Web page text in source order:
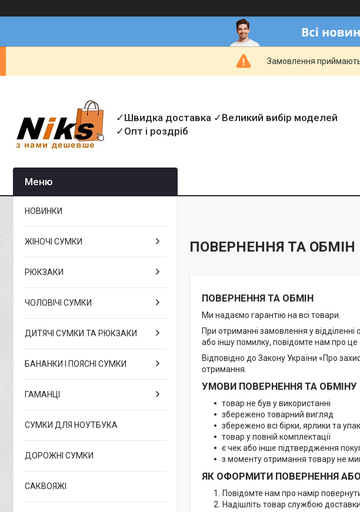
Замовлення
✓Швидка доставка ✓Великий вибір моделей
✓Опт і роздріб
ПОВЕРНЕННЯ ТА ОБМІН
ПОВЕРНЕННЯ ТА ОБМІН
Ми надаємо гарантію на всі товари.
При отриманні замовлення у
або іншу помилку, повідомте нам про
Відповідно до Закону України «Про
отримання.
УМОВИ ПОВЕРНЕННЯ ТА ОБМІНУ
товар не був у використанні
збережено товарний вигляд
збережено всі бірки, ярлики та
товар у повній комплектації
є чек або інше підтвердження
з моменту отримання товару не
ЯК ОФОРМИТИ ПОВЕРНЕННЯ
Повідомте нам про намір
Надішліть товар службою
НОВИНКИ
ЖІНОЧІ СУМКИ
РЮКЗАКИ
ЧОЛОВІЧІ СУМКИ
ДИТЯЧІ СУМКИ ТА РЮКЗАКИ
БАНАНКИ І ПОЯСНІ СУМКИ
ГАМАНЦІ
СУМКИ ДЛЯ НОУТБУКА
ДОРОЖНІ СУМКИ
САКВОЯЖІ